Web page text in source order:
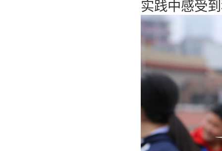
实践中感受